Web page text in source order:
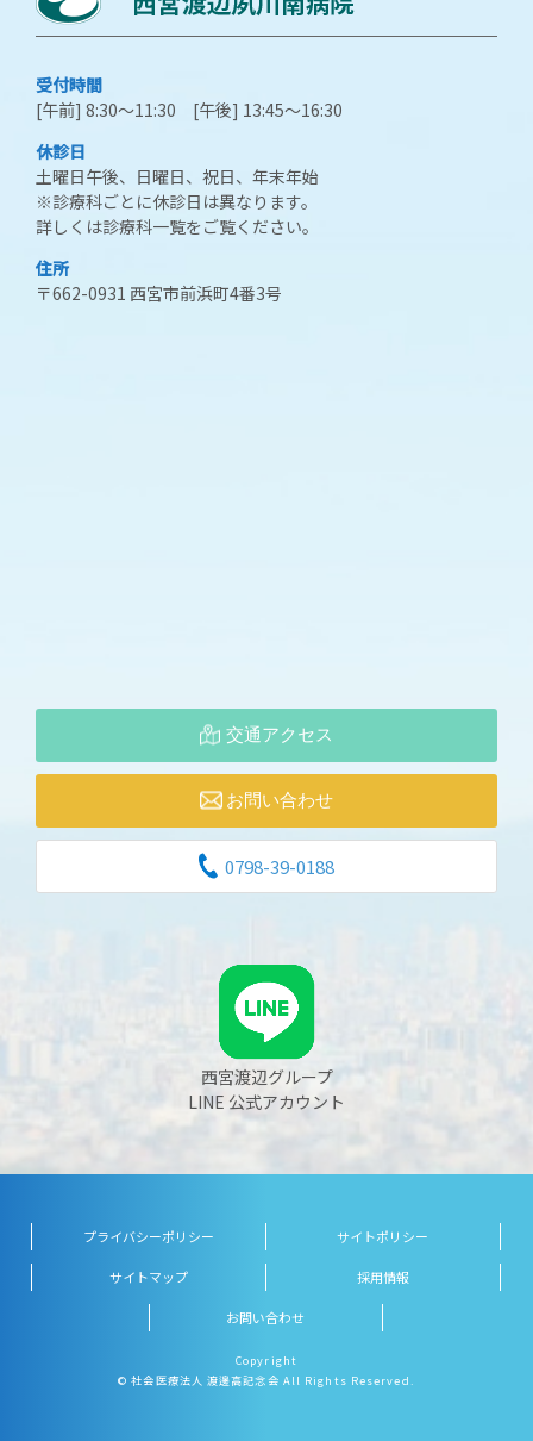
受付時間
[午前] 8:30～11:30 [午後] 13:45～16:30
休診日
土曜日午後、日曜日、祝日、年末年始
※診療科ごとに休診日は異なります。
詳しくは診療科一覧をご覧ください。
住所
〒662-0931 西宮市前浜町4番3号
交通アクセス
お問い合わせ
0798-39-0188
西宮渡辺グループ
LINE 公式アカウント
プライバシーポリシー サイトポリシー
サイトマップ 採用情報
お問い合わせ
Copyright
© 社会医療法人 渡邊高記念会 All Rights Reserved.